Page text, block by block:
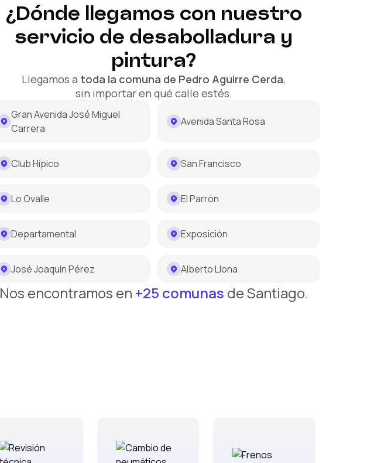
¿Dónde llegamos con nuestro
servicio de desabolladura y
pintura?
Nos encontramos en +25 comunas de Santiago.
Llegamos a toda la comuna de Pedro Aguirre Cerda,
sin importar en qué calle estés.
Gran Avenida José Miguel
Carrera
Avenida Santa Rosa
Club Hípico San Francisco
Lo Ovalle El Parrón
Departamental Exposición
José Joaquín Pérez Alberto Llona